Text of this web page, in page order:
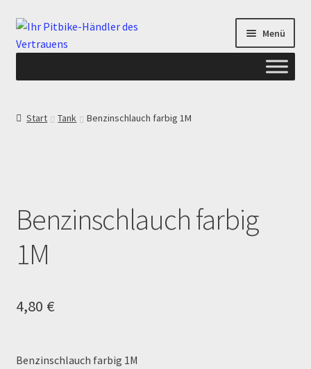
Zur
Navigation
Zum
Inhalt
Menü
Datenschutzerklärung
Devolución
Ersatzteile Pitbike
Formas de Pago (Bankverbindung)
Start Tank Benzinschlauch farbig 1M
Benzinschlauch farbig
1M
4,80 €
Benzinschlauch farbig 1M